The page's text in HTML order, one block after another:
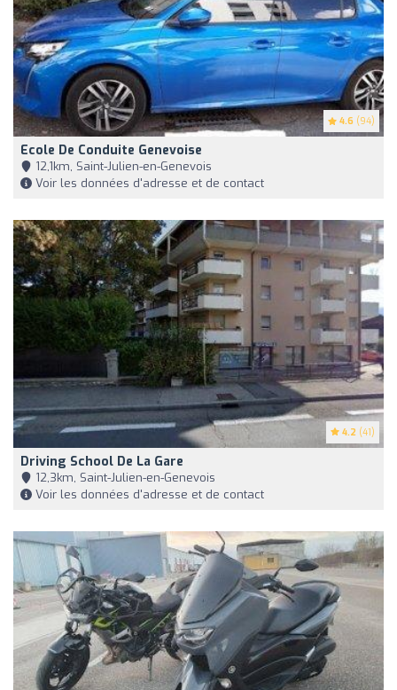
4.6 (94)
Ecole De Conduite Genevoise
12,1km, Saint-Julien-en-Genevois
Voir les données d'adresse et de contact
4.2 (41)
Driving School De La Gare
12,3km, Saint-Julien-en-Genevois
Voir les données d'adresse et de contact